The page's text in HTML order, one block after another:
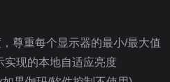
尊重每个显示器的最小/最大值
实现的本地自适应亮度